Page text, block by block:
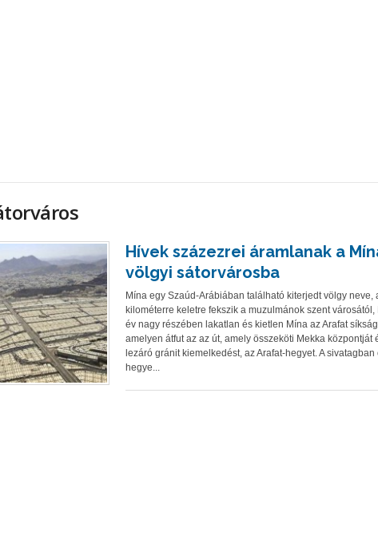
Hívek százezrei áramlanak a
völgyi sátorvárosba
Mína egy Szaúd-Arábiában található kiterjedt völgy neve,
kilométerre keletre fekszik a muzulmánok szent városától,
év nagy részében lakatlan és kietlen Mína az Arafat
amelyen átfut az az út, amely összeköti Mekka központját
lezáró gránit kiemelkedést, az Arafat-hegyet. A
hegye...